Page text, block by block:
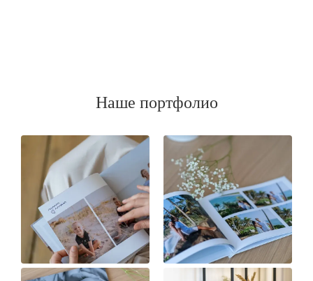
Наше портфолио